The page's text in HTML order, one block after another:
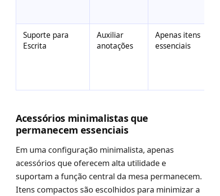
Suporte para
Escrita
Auxiliar
anotações
Apenas itens
essenciais
Acessórios minimalistas que
permanecem essenciais
Em uma configuração minimalista, apenas
acessórios que oferecem alta utilidade e
suportam a função central da mesa permanecem.
Itens compactos são escolhidos para minimizar a